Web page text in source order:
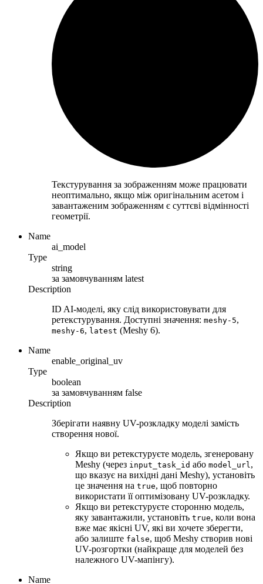
Текстурування за зображенням може працювати
неоптимально, якщо між оригінальним асетом і
завантаженим зображенням є суттєві відмінності
геометрії.
Name
ai_model
Type
string
за замовчуванням latest
Description
ID AI-моделі, яку слід використовувати для
ретекстурування. Доступні значення: meshy-5,
meshy-6, latest (Meshy 6).
Name
enable_original_uv
Type
boolean
за замовчуванням false
Description
Зберігати наявну UV-розкладку моделі замість
створення нової.
Якщо ви ретекстуруєте модель, згенеровану
Meshy (через input_task_id або model_url,
що вказує на вихідні дані Meshy), установіть
це значення на true, щоб повторно
використати її оптимізовану UV-розкладку.
Якщо ви ретекстуруєте сторонню модель,
яку завантажили, установіть true, коли вона
вже має якісні UV, які ви хочете зберегти,
або залиште false, щоб Meshy створив нові
UV-розгортки (найкраще для моделей без
належного UV-мапінгу).
Name